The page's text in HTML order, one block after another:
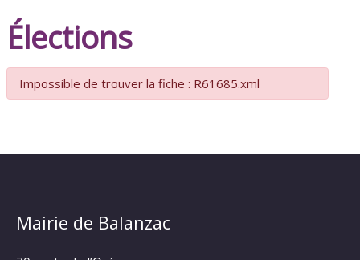
Élections
Impossible de trouver la fiche : R61685.xml
Mairie de Balanzac